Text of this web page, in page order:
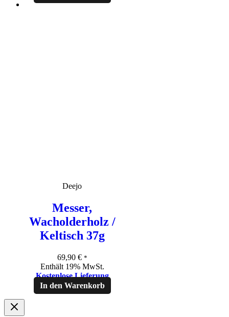
Deejo
Messer,
Wacholderholz /
Keltisch 37g
69,90 € *
Enthält 19% MwSt.
Kostenlose Lieferung
In den Warenkorb